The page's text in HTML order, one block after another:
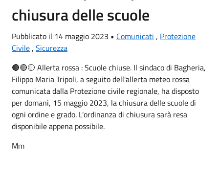
chiusura delle scuole
Pubblicato il 14 maggio 2023 • Comunicati , Protezione
Civile , Sicurezza
🔴🔴🔴 Allerta rossa : Scuole chiuse. Il sindaco di Bagheria,
Filippo Maria Tripoli, a seguito dell'allerta meteo rossa
comunicata dalla Protezione civile regionale, ha disposto
per domani, 15 maggio 2023, la chiusura delle scuole di
ogni ordine e grado. L'ordinanza di chiusura sarà resa
disponibile appena possibile.
Mm